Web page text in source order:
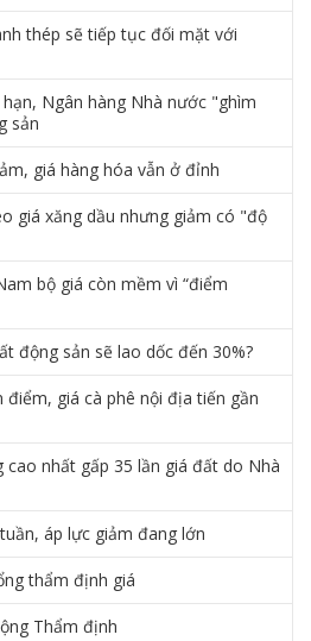
thép sẽ tiếp tục đối mặt với
Ngân hàng Nhà nước "ghìm
sản
giá hàng hóa vẫn ở đỉnh
giá xăng dầu nhưng giảm có "độ
bộ giá còn mềm vì “điểm
động sản sẽ lao dốc đến 30%?
giá cà phê nội địa tiến gần
cao nhất gấp 35 lần giá đất do Nhà
áp lực giảm đang lớn
thẩm định giá
Thẩm định